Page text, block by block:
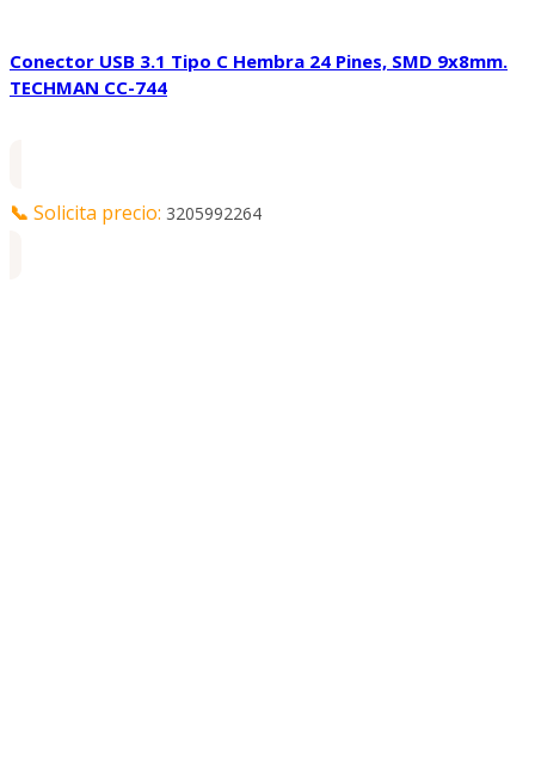
Conector USB 3.1 Tipo C Hembra 24 Pines, SMD 9x8mm.
TECHMAN CC-744
📞 Solicita precio: 3205992264